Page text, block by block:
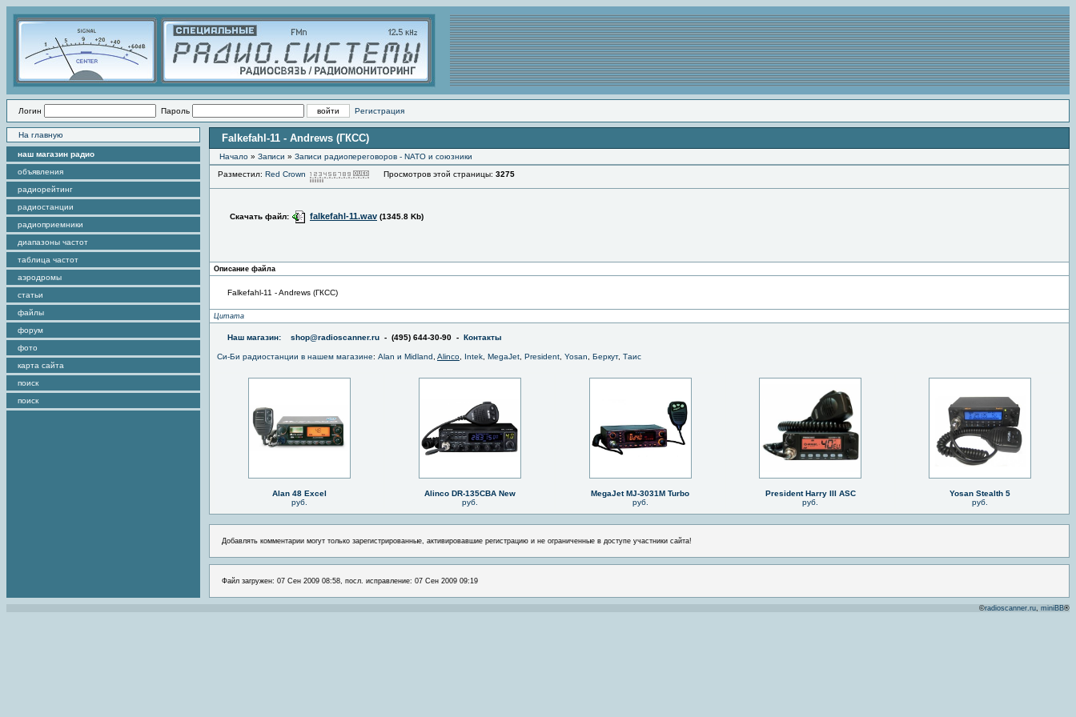
Логин Пароль Регистрация
На главную
наш магазин радио
объявления
радиорейтинг
радиостанции
радиоприемники
диапазоны частот
таблица частот
аэродромы
статьи
файлы
форум
фото
карта сайта
поиск
поиск
Falkefahl-11 - Andrews (ГКСС)
Начало » Записи » Записи радиопереговоров - NATO и союзники
Разместил: Red Crown Просмотров этой страницы: 3275
Скачать файл: falkefahl-11.wav (1345.8 Kb)
Описание файла
Falkefahl-11 - Andrews (ГКСС)
Цитата
Наш магазин: shop@radioscanner.ru - (495) 644-30-90 - Контакты
Си-Би радиостанции в нашем магазине: Alan и Midland Alinco Intek MegaJet President Yosan Беркут, Таис
Alan 48 Excel
руб.
Alinco DR-135CBA New
руб.
MegaJet MJ-3031M Turbo
руб.
President Harry III ASC
руб.
Yosan Stealth 5
руб.
Добавлять комментарии могут только зарегистрированные, активировавшие регистрацию и не ограниченные в доступе участники сайта!
Файл загружен: 07 Сен 2009 08:58, посл. исправление: 07 Сен 2009 09:19
©radioscanner.ru, miniBB®